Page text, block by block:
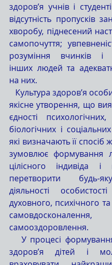
здоров’я учнів і
відсутність пропусків
хворобу, піднесений
самопочуття;
розуміння вчинків і
інших людей та
на них.
якісне утворення, що
єдності
біологічних і
які визначають її спосіб
зумовлює формування
цілісного індивіда і
перетворити будь-
діяльності
духовного, психічного
самовдосконалення,
самооздоровлення.
здоров’я дітей і